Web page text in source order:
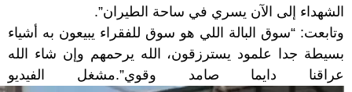
الشهداء إلى الآن يسري في ساحة الطيران”.
وتابعت: “سوق البالة اللي هو سوق للفقراء يبيعون به أشياء
بسيطة جدا علمود يسترزقون، الله يرحمهم وإن شاء الله
عراقنا دايما صامد وقوي”.مشغل الفيديو